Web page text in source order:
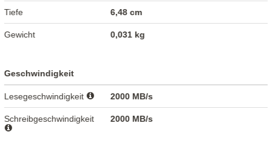
Tiefe 6,48 cm
Gewicht 0,031 kg
Geschwindigkeit
Lesegeschwindigkeit 2000 MB/s
Schreibgeschwindigkeit 2000 MB/s